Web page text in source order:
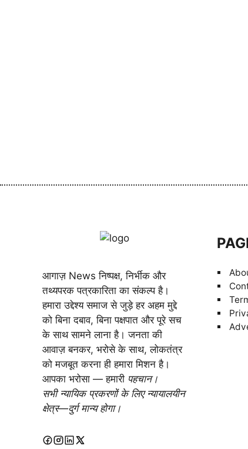
आगाज़ News निष्पक्ष, निर्भीक और
तथ्यपरक पत्रकारिता का संकल्प है।
हमारा उद्देश्य समाज से जुड़े हर अहम मुद्दे
को बिना दबाव, बिना पक्षपात और पूरे सच
के साथ सामने लाना है। जनता की
आवाज़ बनकर, भरोसे के साथ, लोकतंत्र
को मजबूत करना ही हमारा मिशन है।
आपका भरोसा — हमारी पहचान।
सभी न्यायिक प्रकरणों के लिए न्यायालयीन
क्षेत्र—दुर्ग मान्य होगा।